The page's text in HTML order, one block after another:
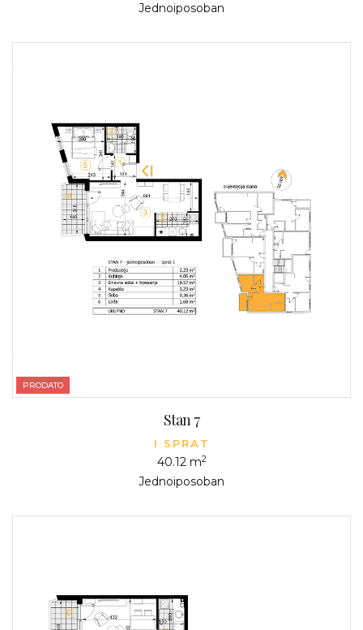
Jednoiposoban
PRODATO
Stan 7
I SPRAT
40.12 m2
Jednoiposoban